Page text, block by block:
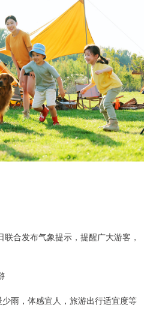
合发布气象提示，提醒广大游客，
雨，体感宜人，旅游出行适宜度等